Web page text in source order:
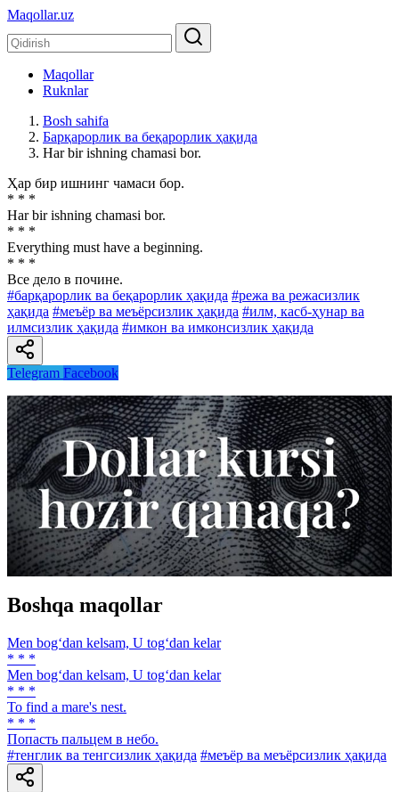
Maqollar.uz
Maqollar
Ruknlar
Bosh sahifa
Барқарорлик ва беқарорлик ҳақида
Har bir ishning chamasi bor.
Ҳар бир ишнинг чамаси бор.
* * *
Har bir ishning chamasi bor.
* * *
Everything must have a beginning.
* * *
Все дело в почине.
#барқарорлик ва беқарорлик ҳақида #режа ва режасизлик
ҳақида #меъёр ва меъёрсизлик ҳақида #илм, касб-ҳунар ва
илмсизлик ҳақида #имкон ва имконсизлик ҳақида
Telegram Facebook
Boshqa maqollar
Men bog‘dan kelsam, U tog‘dan kelar
* * *
Men bog‘dan kelsam, U tog‘dan kelar
* * *
То find а mare's nest.
* * *
Попасть пальцем в небо.
#тенглик ва тенгсизлик ҳақида #меъёр ва меъёрсизлик ҳақида